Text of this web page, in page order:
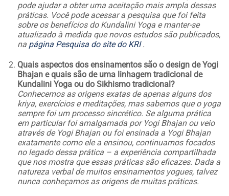
pode ajudar a obter uma aceitação mais ampla dessas
práticas. Você pode acessar a pesquisa que foi feita
sobre os benefícios do Kundalini Yoga e manter-se
atualizado à medida que novos estudos são publicados,
na página Pesquisa do site do KRI.
Quais aspectos dos ensinamentos são o design de Yogi
Bhajan e quais são de uma linhagem tradicional de
Kundalini Yoga ou do Sikhismo tradicional?
Conhecemos as origens exatas de apenas alguns dos
kriya, exercícios e meditações, mas sabemos que o yoga
sempre foi um processo sincrético. Se alguma prática
em particular foi amalgamada por Yogi Bhajan ou veio
através de Yogi Bhajan ou foi ensinada a Yogi Bhajan
exatamente como ele a ensinou, continuamos focados
no legado dessa prática – a experiência compartilhada
que nos mostra que essas práticas são eficazes. Dada a
natureza verbal de muitos ensinamentos yogues, talvez
nunca conheçamos as origens de muitas práticas.